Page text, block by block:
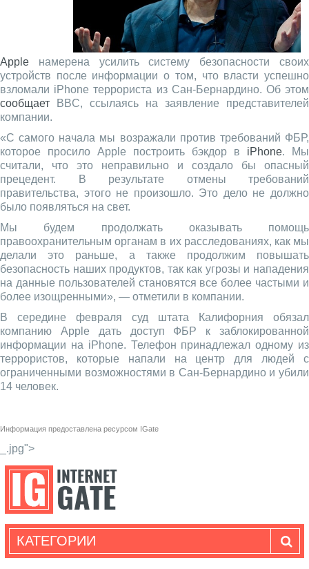
Apple намерена усилить систему безопасности своих
устройств после информации о том, что власти успешно
взломали iPhone террориста из Сан-Бернардино. Об этом
сообщает BBC, ссылаясь на заявление представителей
компании.
«С самого начала мы возражали против требований ФБР,
которое просило Apple построить бэкдор в iPhone. Мы
считали, что это неправильно и создало бы опасный
прецедент. В результате отмены требований
правительства, этого не произошло. Это дело не должно
было появляться на свет.
Мы будем продолжать оказывать помощь
правоохранительным органам в их расследованиях, как мы
делали это раньше, а также продолжим повышать
безопасность наших продуктов, так как угрозы и нападения
на данные пользователей становятся все более частыми и
более изощренными», — отметили в компании.
В середине февраля суд штата Калифорния обязал
компанию Apple дать доступ ФБР к заблокированной
информации на iPhone. Телефон принадлежал одному из
террористов, которые напали на центр для людей с
ограниченными возможностями в Сан-Бернардино и убили
14 человек.
Информация предоставлена ресурсом IGate
_.jpg">
КАТЕГОРИИ